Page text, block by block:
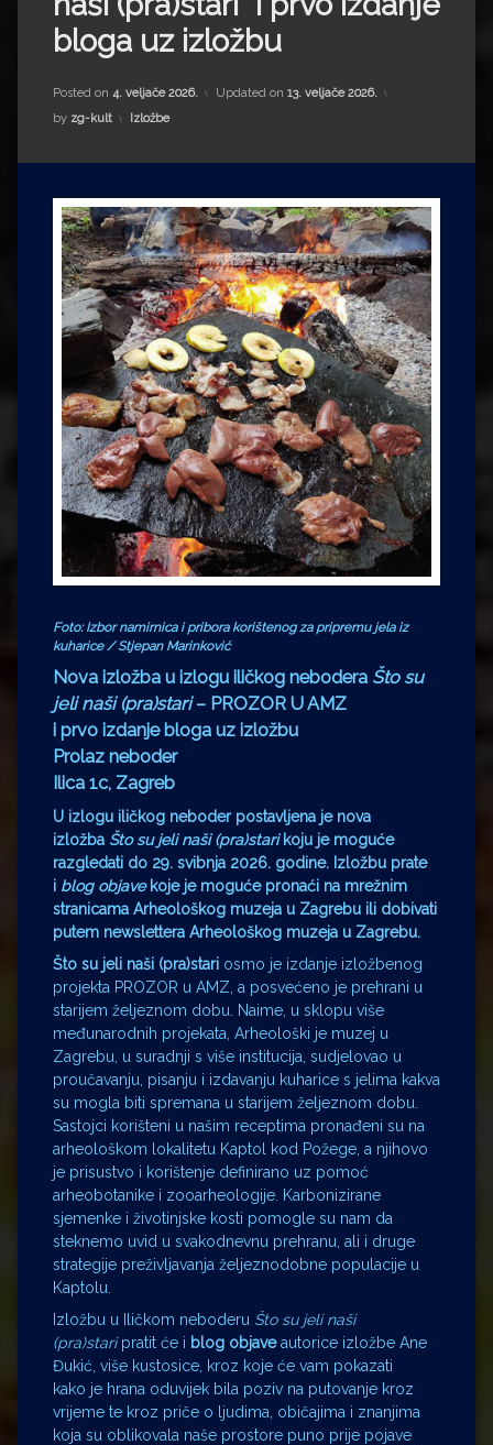
Impressum
Milenko Strižak
Drugi autori
Drugi autori
Matea Andrić
Ljiljana Lekanić-Kljaić
Željko Krznarić
Mario Lovreković
Miroslav Šantek
bloga uz izložbu
Posted on 4. veljače 2026. Updated on 13. veljače 2026.
by zg-kult Kategorije:
Izložbe
Foto: Izbor namirnica i pribora korištenog za pripremu jela iz
kuharice / Stjepan Marinković
Nova izložba u izlogu iličkog nebodera Što su
jeli naši (pra)stari– PROZOR U AMZ
i prvo izdanje bloga uz izložbu
Prolaz neboder
Ilica 1c, Zagreb
U izlogu iličkog neboder postavljena je nova
izložba Što su jeli naši (pra)stari koju je moguće
razgledati do 29. svibnja 2026. godine. Izložbu prate
i blog objavekoje je moguće pronaći na mrežnim
stranicama Arheološkog muzeja u Zagrebu ili dobivati
putem newslettera Arheološkog muzeja u Zagrebu.
Što su jeli naši (pra)stari osmo je izdanje izložbenog
projekta PROZOR u AMZ, a posvećeno je prehrani u
starijem željeznom dobu. Naime, u sklopu više
međunarodnih projekata, Arheološki je muzej u
Zagrebu, u suradnji s više institucija, sudjelovao u
proučavanju, pisanju i izdavanju kuharice s jelima kakva
su mogla biti spremana u starijem željeznom dobu.
Sastojci korišteni u našim receptima pronađeni su na
arheološkom lokalitetu Kaptol kod Požege, a njihovo
je prisustvo i korištenje definirano uz pomoć
arheobotanike i zooarheologije. Karbonizirane
sjemenke i životinjske kosti pomogle su nam da
steknemo uvid u svakodnevnu prehranu, ali i druge
strategije preživljavanja željeznodobne populacije u
Kaptolu.
Izložbu u Iličkom neboderu Što su jeli naši
(pra)staripratit će i blog objaveautorice izložbe Ane
Đukić, više kustosice, kroz koje će vam pokazati
kako je hrana oduvijek bila poziv na putovanje kroz
vrijeme te kroz priče o ljudima, običajima i znanjima
koja su oblikovala naše prostore puno prije pojave